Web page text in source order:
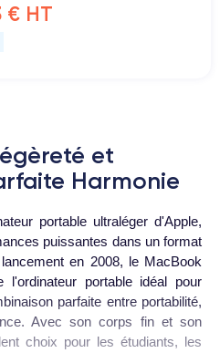
€ HT
et
Harmonie
portable ultraléger d'Apple,
puissantes dans un format
en 2008, le MacBook
portable idéal pour
parfaite entre portabilité,
Avec son corps fin et son
choix pour les étudiants, les